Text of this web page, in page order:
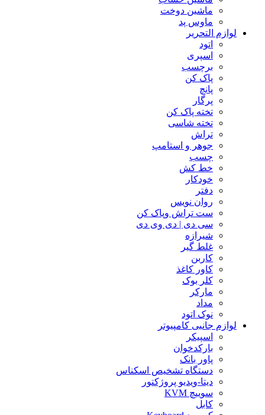
ماشین دوخت
ماوس پد
لوازم التحریر
اتود
اسپری
برچسب
پاک کن
پانچ
پرگار
تخته پاک کن
تخته شاسی
تراش
جوهر و استامپ
چسب
خط کش
خودکار
دفتر
روان نویس
ست تراش وپاک کن
سی دی | دی وی دی
شیرازه
غلط گیر
کاربن
کاور کاغذ
کلر بوک
مارکر
مداد
نوک اتود
لوازم جانبی کامپیوتر
اسپیکر
بارکدخوان
پاور بانک
دستگاه تشخیص اسکناس
دیتا-ویدیو پروژکتور
سوییچ KVM
کابل